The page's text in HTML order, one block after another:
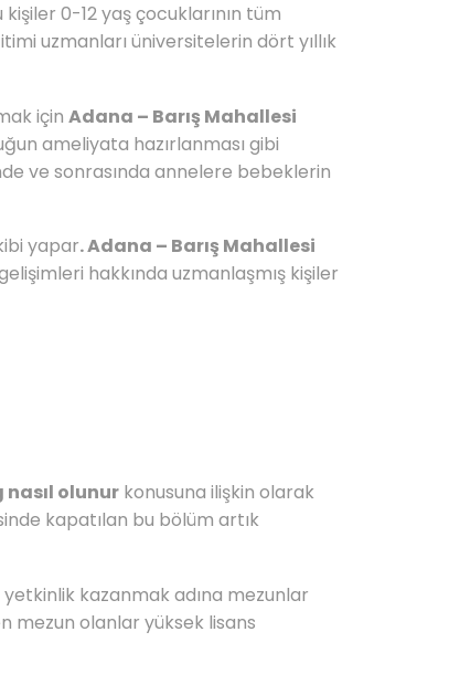
0-12 yaş çocuklarının tüm
uzmanları üniversitelerin dört yıllık
için Adana – Barış Mahallesi
ameliyata hazırlanması gibi
ve sonrasında annelere bebeklerin
yapar. Adana – Barış Mahallesi
hakkında uzmanlaşmış kişiler
olunur konusuna ilişkin olarak
kapatılan bu bölüm artık
kazanmak adına mezunlar
mezun olanlar yüksek lisans